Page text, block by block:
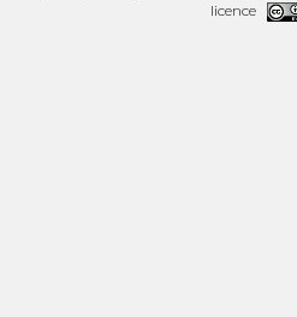
licence